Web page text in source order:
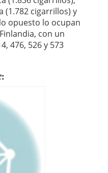
(1.782 cigarrillos) y
opuesto lo ocupan
con un
476, 526 y 573